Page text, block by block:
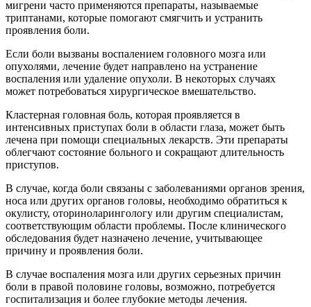
мигрени часто применяются препараты, называемые
триптанами, которые помогают смягчить и устранить
проявления боли.
Если боли вызваны воспалением головного мозга или
опухолями, лечение будет направлено на устранение
воспаления или удаление опухоли. В некоторых случаях
может потребоваться хирургическое вмешательство.
Кластерная головная боль, которая проявляется в
интенсивных приступах боли в области глаза, может быть
лечена при помощи специальных лекарств. Эти препараты
облегчают состояние больного и сокращают длительность
приступов.
В случае, когда боли связаны с заболеваниями органов зрения,
носа или других органов головы, необходимо обратиться к
окулисту, оториноларингологу или другим специалистам,
соответствующим области проблемы. После клинического
обследования будет назначено лечение, учитывающее
причину и проявления боли.
В случае воспаления мозга или других серьезных причин
боли в правой половине головы, возможно, потребуется
госпитализация и более глубокие методы лечения.